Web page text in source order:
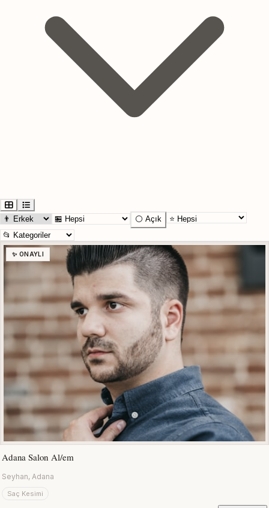
⚪ Açık
✨ ONAYLI
Adana Salon Al/em
Seyhan, Adana
Saç Kesimi